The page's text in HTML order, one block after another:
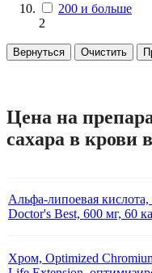
200 и больше
2
Вернуться Очистить
Цена на
сахара в крови
Альфа-липоевая
Doctor's Best, 600 мг, 60
Хром, Optimized